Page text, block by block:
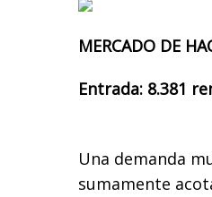
MERCADO DE
Entrada: 8.381
Una demanda
sumamente